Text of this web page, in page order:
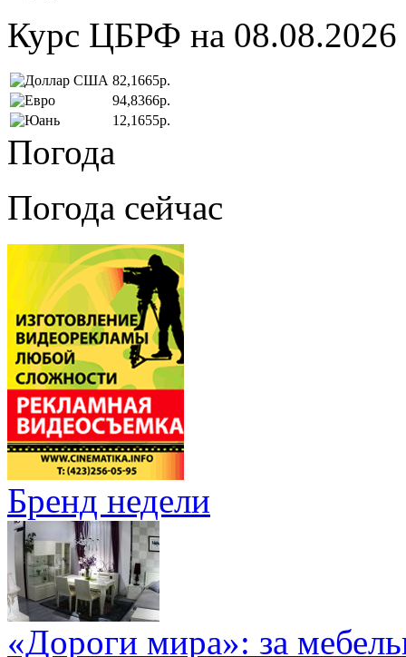
Курс ЦБРФ на 08.08.2026
82,1665р.
94,8366р.
12,1655р.
Погода
Погода сейчас
Бренд недели
«Дороги мира»: за